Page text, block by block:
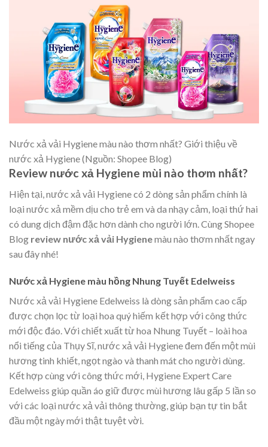
Nước xả vải Hygiene màu nào thơm nhất? Giới thiệu về
nước xả Hygiene (Nguồn: Shopee Blog)
Review nước xả Hygiene mùi nào thơm nhất?
Hiện tại, nước xả vải Hygiene có 2 dòng sản phẩm chính là
loại nước xả mềm dịu cho trẻ em và da nhạy cảm, loại thứ hai
có dung dịch đậm đặc hơn dành cho người lớn. Cùng Shopee
Blog review nước xả vải Hygienemàu nào thơm nhất ngay
sau đây nhé!
Nước xả Hygiene màu hồng Nhung Tuyết Edelweiss
Nước xả vải Hygiene Edelweiss là dòng sản phẩm cao cấp
được chọn lọc từ loại hoa quý hiếm kết hợp với công thức
mới độc đáo. Với chiết xuất từ hoa Nhung Tuyết – loài hoa
nổi tiếng của Thụy Sĩ, nước xả vải Hygiene đem đến một mùi
hương tinh khiết, ngọt ngào và thanh mát cho người dùng.
Kết hợp cùng với công thức mới, Hygiene Expert Care
Edelweiss giúp quần áo giữ được mùi hương lâu gấp 5 lần so
với các loại nước xả vải thông thường, giúp bạn tự tin bắt
đầu một ngày mới thật tuyệt vời.